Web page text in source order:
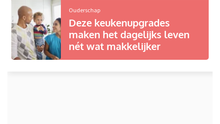
Ouderschap
Deze keukenupgrades
maken het dagelijks leven
nét wat makkelijker